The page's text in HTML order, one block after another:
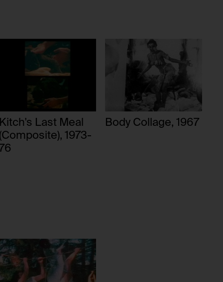
Kitch's Last Meal
(Composite), 1973-
76
Body Collage, 1967